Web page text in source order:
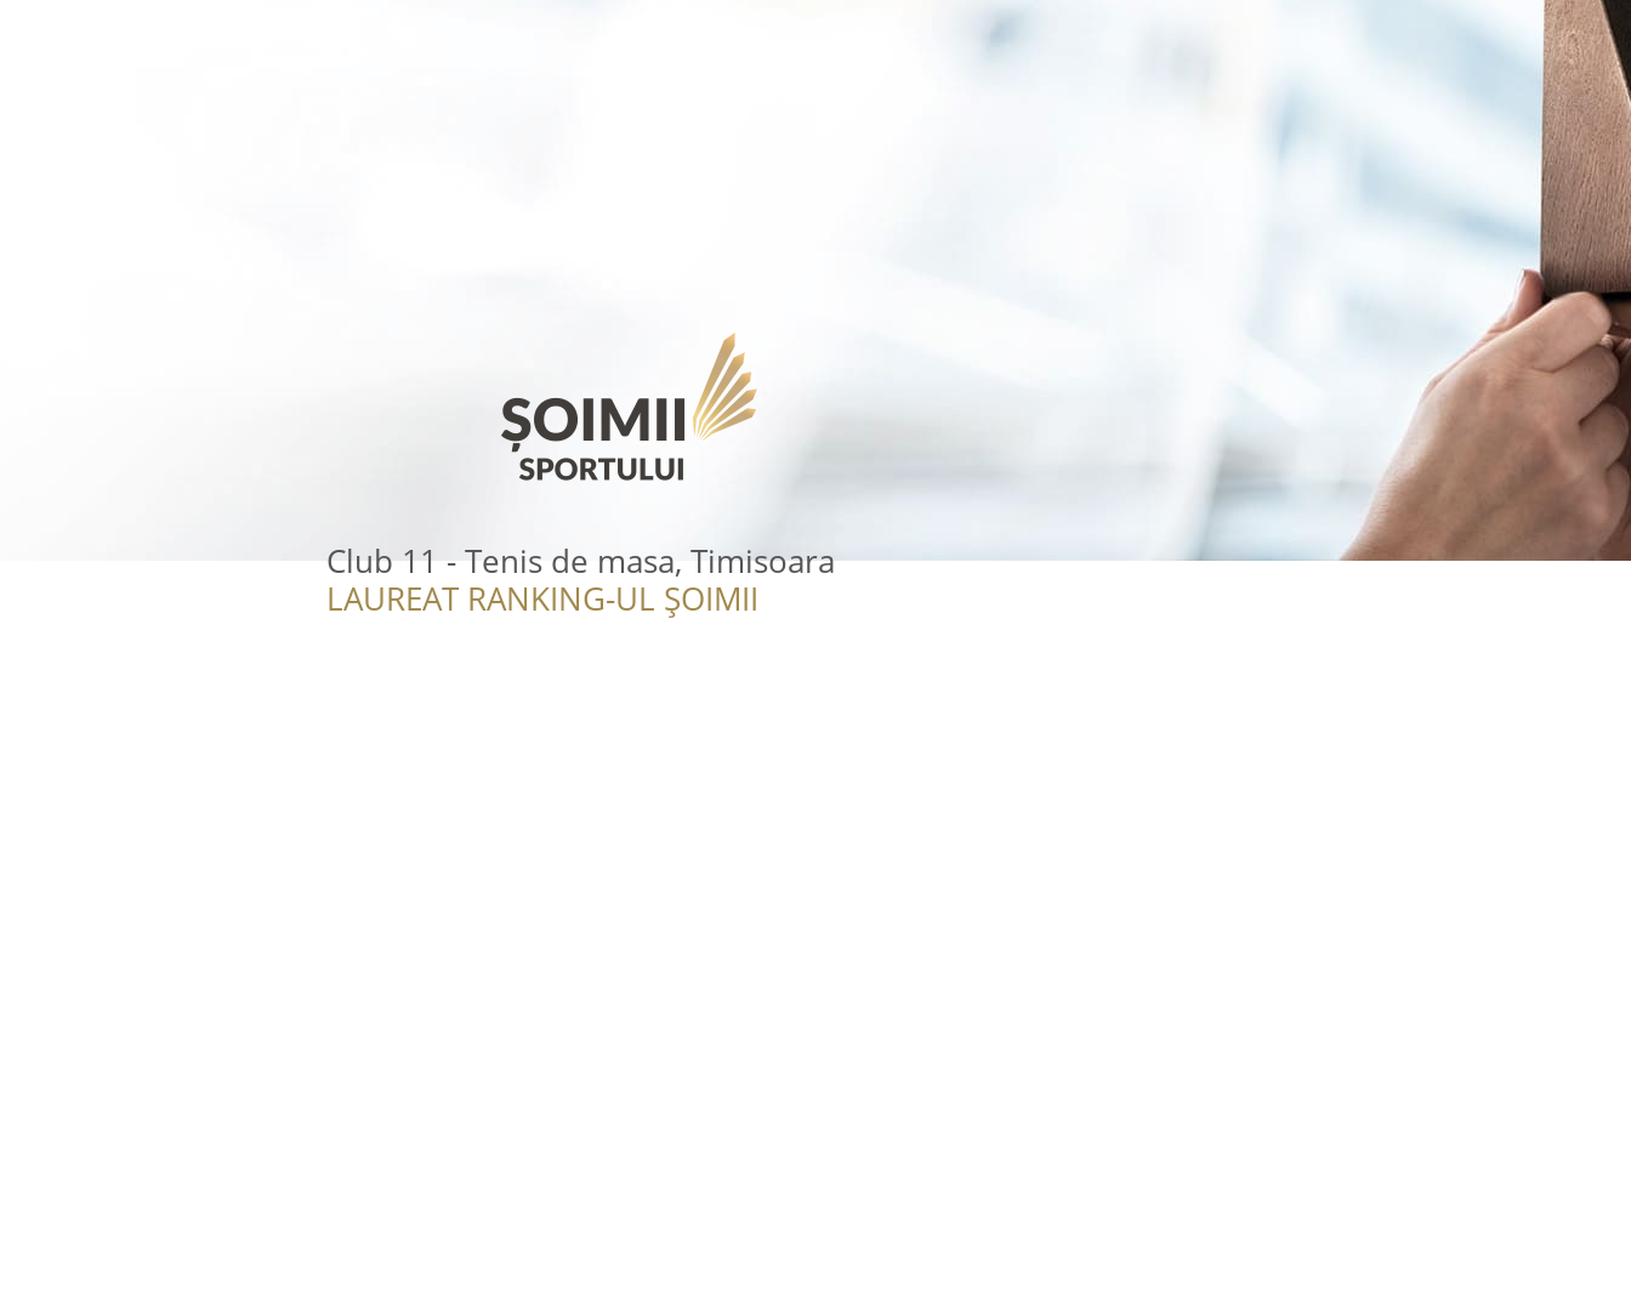
Club 11 - Tenis de masa, Timisoara
LAUREAT RANKING-UL ȘOIMII